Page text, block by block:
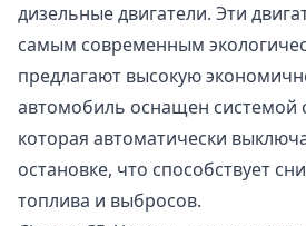
дизельные двигатели. Эти
самым современным
предлагают высокую
автомобиль оснащен системой
которая автоматически
остановке, что способствует
топлива и выбросов.